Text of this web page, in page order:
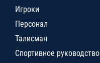
Игроки
Персонал
Талисман
Спортивное руководство